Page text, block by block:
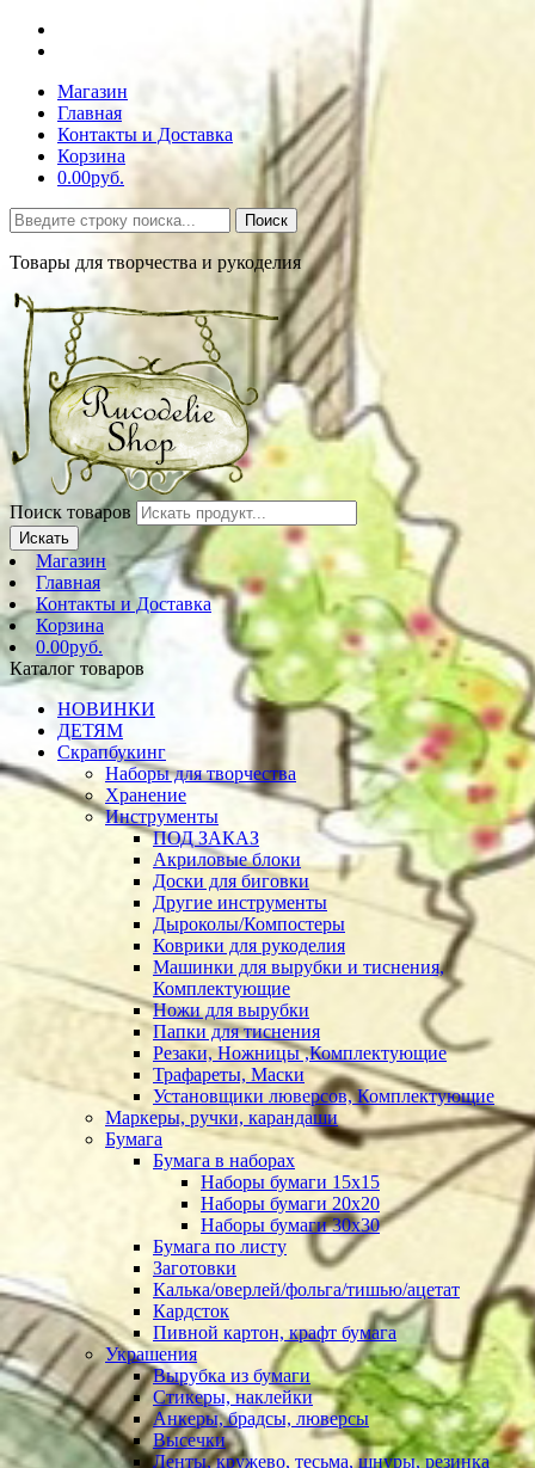
Магазин
Главная
Контакты и Доставка
Корзина
0.00руб.
Поиск
Товары для творчества и рукоделия
Поиск товаров
Искать
Магазин
Главная
Контакты и Доставка
Корзина
0.00руб.
Каталог товаров
НОВИНКИ
ДЕТЯМ
Скрапбукинг
Наборы для творчества
Хранение
Инструменты
ПОД ЗАКАЗ
Акриловые блоки
Доски для биговки
Другие инструменты
Дыроколы/Компостеры
Коврики для рукоделия
Машинки для вырубки и тиснения,
Комплектующие
Ножи для вырубки
Папки для тиснения
Резаки, Ножницы ,Комплектующие
Трафареты, Маски
Установщики люверсов, Комплектующие
Маркеры, ручки, карандаши
Бумага
Бумага в наборах
Наборы бумаги 15х15
Наборы бумаги 20х20
Наборы бумаги 30х30
Бумага по листу
Заготовки
Калька/оверлей/фольга/тишью/ацетат
Кардсток
Пивной картон, крафт бумага
Украшения
Вырубка из бумаги
Стикеры, наклейки
Анкеры, брадсы, люверсы
Высечки
Ленты, кружево, тесьма, шнуры, резинка